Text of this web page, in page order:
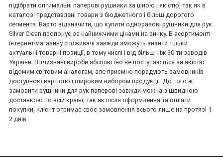
підібрати оптимальні паперові рушники за ціною і якістю, так як в
каталозі представлені товари з бюджетного і більш дорогого
сегмента. Варто відзначити, що купити одноразові рушники для рук
Silver Clean пропонує за найнижчими цінами на ринку. В асортименті
інтернет-магазину споживачі завжди зможуть знайти тільки
актуальні товарні позиції, в тому числі і від більш ніж 30-ти заводів
України. Вітчизняні вироби абсолютно не поступаються за якістю
відомим світовим аналогам, але приємно порадують замовників
доступною вартістю і широким вибором продукції. До того ж
замовити рушники для рук паперові завжди можна з швидкою
доставкою по всій країні, так як після оформлення та оплати
покупки, клієнт отримає своє замовлення всього лише на протязі 1-
2 днів.